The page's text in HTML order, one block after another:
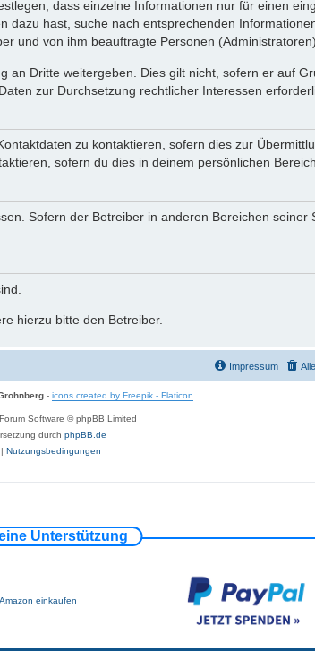
dass einzelne Informationen nur für einen
hast, suche nach entsprechenden
und von ihm beauftragte Personen
Dritte weitergeben. Dies gilt nicht, sofern er auf
zur Durchsetzung rechtlicher Interessen
zu kontaktieren, sofern dies zur
sofern du dies in deinem persönlichen
Sofern der Betreiber in anderen Bereichen seiner
hierzu bitte den Betreiber.
Impressum
- icons created by Freepik - Flaticon
Software © phpBB Limited
durch phpBB.de
Nutzungsbedingungen
Unterstützung